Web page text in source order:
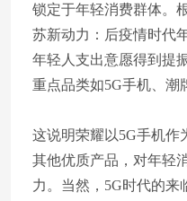
锁定于年轻消费群体。
苏新动力：后疫情时代
年轻人支出意愿得到提
重点品类如5G手机、潮
这说明荣耀以5G手机作
其他优质产品，对年轻
力。当然，5G时代的来